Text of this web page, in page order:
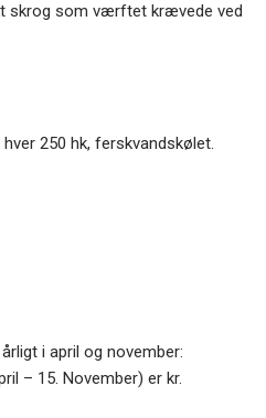
skrog som værftet krævede ved
250 hk, ferskvandskølet.
i april og november:
– 15. November) er kr.